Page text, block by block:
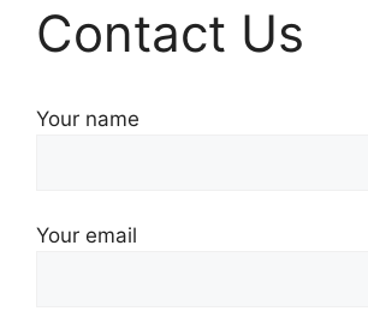
Contact Us
Your name
Your email